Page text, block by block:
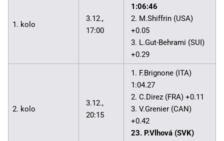
1. kolo
3.12.,
17:00
1:06:46
2. M.Shiffrin (USA)
+0.05
3. L.Gut-Behrami (SUI)
+0.29
2. kolo
3.12.,
20:15
1. F.Brignone (ITA)
1:04.27
2. C.Direz (FRA) +0.11
3. V.Grenier (CAN)
+0.42
23. P.Vlhová (SVK)